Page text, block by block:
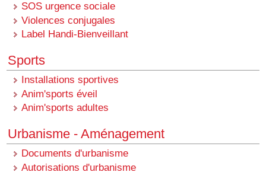
SOS urgence sociale
Violences conjugales
Label Handi-Bienveillant
Sports
Installations sportives
Anim'sports éveil
Anim'sports adultes
Urbanisme - Aménagement
Documents d'urbanisme
Autorisations d'urbanisme